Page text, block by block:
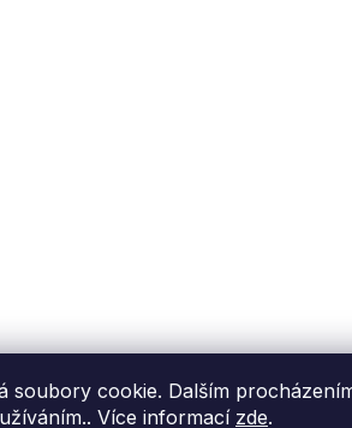
soubory cookie. Dalším
Více informací zde.